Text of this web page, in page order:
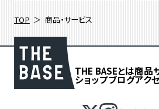
TOP 商品・サービス
THE BASEとは商品
ショップブログアク